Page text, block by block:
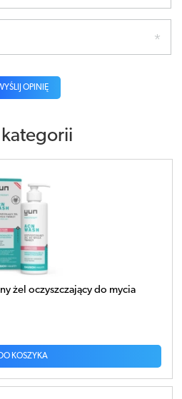
OPINIĘ
żel oczyszczający do mycia
DO KOSZYKA